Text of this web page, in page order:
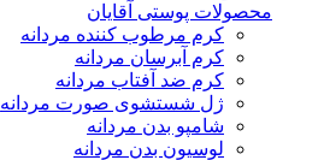
محصولات پوستی آقایان
کرم مرطوب کننده مردانه
کرم آبرسان مردانه
کرم ضد آفتاب مردانه
ژل شستشوی صورت مردانه
شامپو بدن مردانه
لوسیون بدن مردانه